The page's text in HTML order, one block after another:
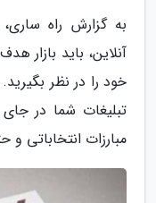
به گزارش راه
آنلاین، باید بازار
خود را در نظر
تبلیغات شما در جای
مبارزات انتخاباتی